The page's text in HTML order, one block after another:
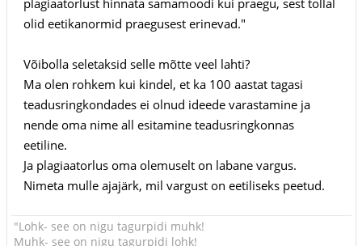
olid eetikanormid praegusest erinevad."
Võibolla seletaksid selle mõtte veel lahti?
Ma olen rohkem kui kindel, et ka 100 aastat tagasi
teadusringkondades ei olnud ideede varastamine ja
nende oma nime all esitamine teadusringkonnas
eetiline.
Ja plagiaatorlus oma olemuselt on labane vargus.
Nimeta mulle ajajärk, mil vargust on eetiliseks peetud.
"Lohk- see on nigu tagurpidi muhk!
Muhk- see on nigu tagurpidi lohk!